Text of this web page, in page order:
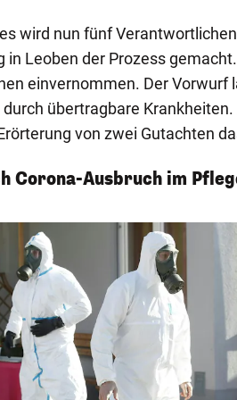
wird nun fünf
Leoben der Prozess
einvernommen. Der Vorwurf
übertragbare
von zwei Gutachten
Corona-Ausbruch im